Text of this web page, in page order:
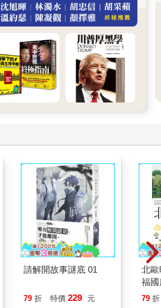
航海圖；現在，Google Maps則為新
來看，地圖也會出現在紙鈔、股票或
是為了彰顯國家、區域或在地認同，
發行的計畫。因為硬幣太小了，刻有
些地方特產，包含米洛斯島
島（Rhodes）的玫瑰。古羅馬硬幣則
競技場、馬克西穆斯競技場（Circus
外，有兩個人類文明的硬幣上還曾經
Uranopolis）被發現。時至今日，在阿
流通的硬幣上，也都可以看到地圖。
25分紀念幣中，有高達15個州的紀念
有名的製圖師全都活躍於當時的國
巧合。毛羅修士（Fra Mauro）在威尼
地圖》（mappa mundi），上面鉅細
部分已知的地理知識（見第 XIV 頁）。
Ortelius）在1570 年於安特衛普
現代地圖集《寰宇全圖》
）則在1662 年於阿姆斯特丹
全圖》為基礎，繪製了更大、更全面
，見第3 頁）。雖然這些城市都不
請解開故事謎底 01
79 折 特價 229 元
北
福
79 折